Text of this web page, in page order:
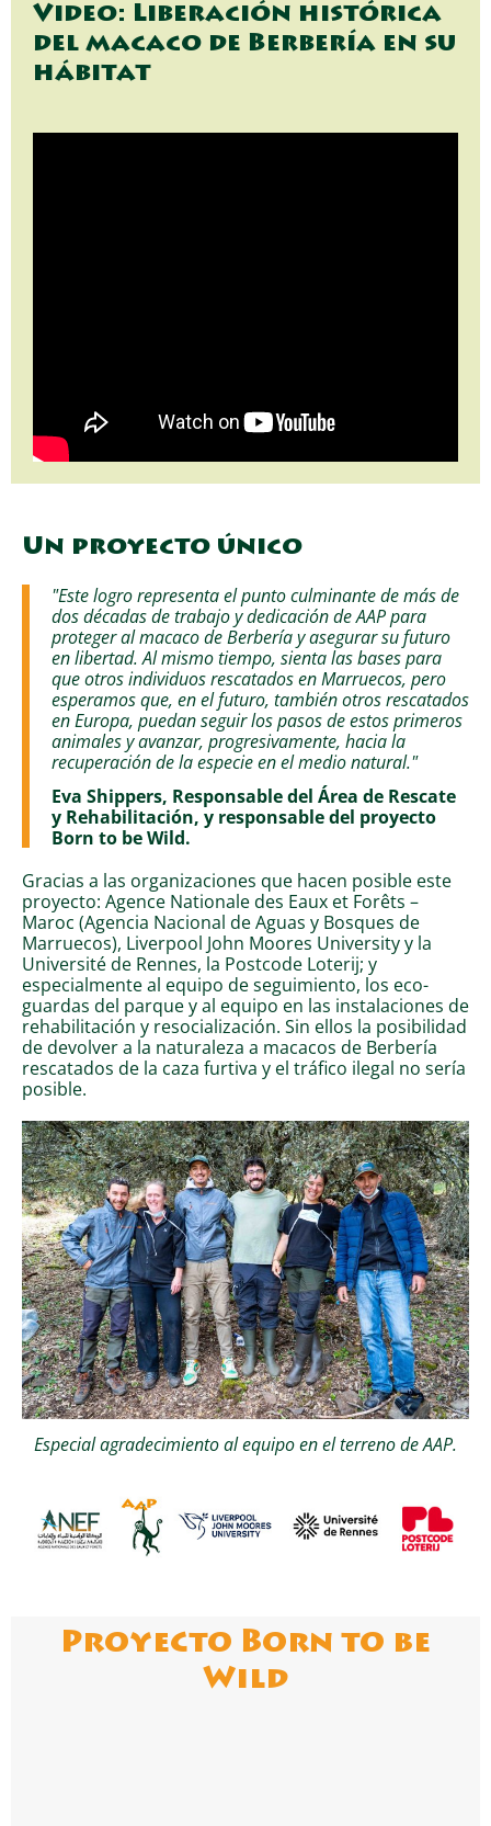
Video: Liberación histórica
del macaco de Berbería en su
hábitat
Un proyecto único
"Este logro representa el punto culminante de más de
dos décadas de trabajo y dedicación de AAP para
proteger al macaco de Berbería y asegurar su futuro
en libertad. Al mismo tiempo, sienta las bases para
que otros individuos rescatados en Marruecos, pero
esperamos que, en el futuro, también otros rescatados
en Europa, puedan seguir los pasos de estos primeros
animales y avanzar, progresivamente, hacia la
recuperación de la especie en el medio natural."
Eva Shippers, Responsable del Área de Rescate
y Rehabilitación, y responsable del proyecto
Born to be Wild.
Gracias a las organizaciones que hacen posible este
proyecto: Agence Nationale des Eaux et Forêts –
Maroc (Agencia Nacional de Aguas y Bosques de
Marruecos), Liverpool John Moores University y la
Université de Rennes, la Postcode Loterij; y
especialmente al equipo de seguimiento, los eco-
guardas del parque y al equipo en las instalaciones de
rehabilitación y resocialización. Sin ellos la posibilidad
de devolver a la naturaleza a macacos de Berbería
rescatados de la caza furtiva y el tráfico ilegal no sería
posible.
Especial agradecimiento al equipo en el terreno de AAP.
Proyecto Born to be
Wild